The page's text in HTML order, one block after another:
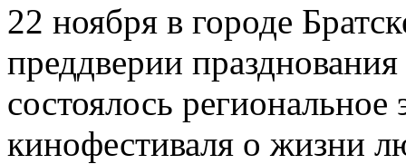
22 ноября в городе
преддверии
состоялось
кинофестиваля о жизни